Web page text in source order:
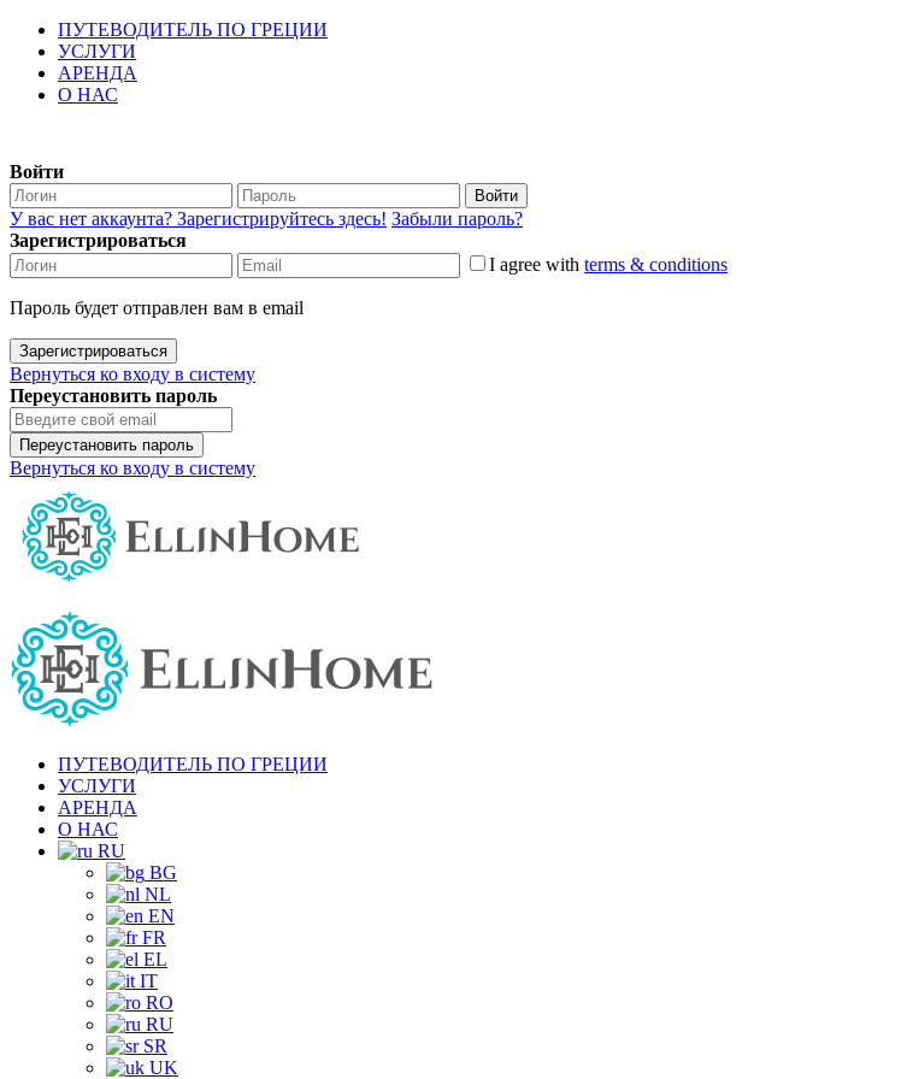
ПУТЕВОДИТЕЛЬ ПО ГРЕЦИИ
УСЛУГИ
АРЕНДА
О НАС
Войти
Войти
У вас нет аккаунта? Зарегистрируйтесь здесь! Забыли пароль?
Зарегистрироваться
I agree with terms & conditions
Пароль будет отправлен вам в email
Зарегистрироваться
Вернуться ко входу в систему
Переустановить пароль
Переустановить пароль
Вернуться ко входу в систему
ПУТЕВОДИТЕЛЬ ПО ГРЕЦИИ
УСЛУГИ
АРЕНДА
О НАС
RU
BG
NL
EN
FR
EL
IT
RO
RU
SR
UK